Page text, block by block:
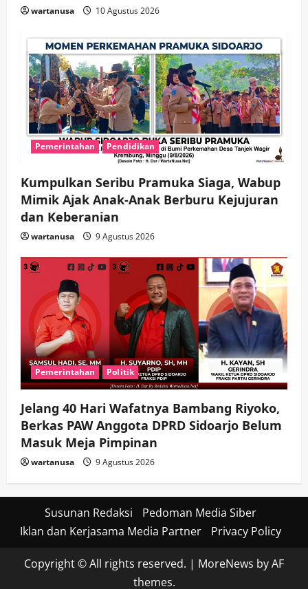
wartanusa 10 Agustus 2026
Pemerintahan Pendidikan
Kumpulkan Seribu Pramuka Siaga, Wabup
Mimik Ajak Anak-Anak Berburu Kejujuran
dan Keberanian
wartanusa 9 Agustus 2026
Pemerintahan Politik
Jelang 40 Hari Wafatnya Bambang Riyoko,
Berkas PAW Anggota DPRD Sidoarjo Belum
Masuk Meja Pimpinan ​
wartanusa 9 Agustus 2026
Susunan Redaksi
Pedoman Media Siber
Iklan dan Kerjasama Media Partner
Privacy Policy
Copyright © All rights reserved. | MoreNews by AF
themes.